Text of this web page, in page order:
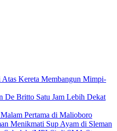
Membangun Mimpi-
Satu Jam Lebih Dekat
Malam Pertama di Malioboro
Menikmati Sup Ayam di Sleman